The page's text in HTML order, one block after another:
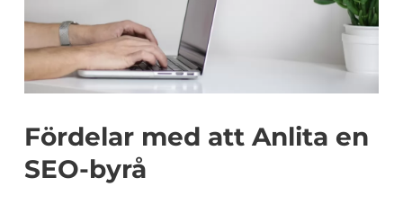
Fördelar med att Anlita en
SEO-byrå